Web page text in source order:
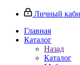
Личный
Главная
Каталог
Назад
Каталог